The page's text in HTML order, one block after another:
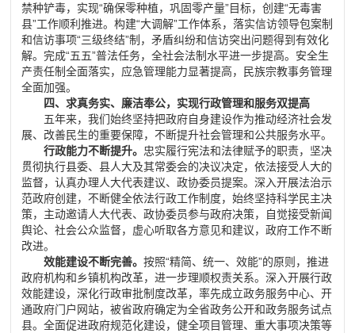
禁种铲毒，实现“确保零种植，巩固零产量”目标，创建“无毒害
县”工作顺利推进。构建“大调解”工作体系，落实信访领导包案制
和信访事项“三级终结”制，矛盾纠纷和信访突出问题得到有效化
解。完成“五五”普法任务，全社会法制水平进一步提高。安全生
产责任制全面落实，应急管理能力显著提高，民族宗教事务管理
全面加强。
四、求真务实、廉洁奉公，实现行政管理和服务双提高
五年来，我们始终坚持把政府自身建设作为推动经济社会发
展、改善民生的重要保障，不断提升社会管理和公共服务水平。
行政能力不断提升。 忠实履行宪法和法律赋予的职责，坚决
贯彻执行县委、县人大及其常委会的决议决定，依法接受人大的
监督，认真办理人大代表建议、政协委员提案。深入开展法治示
范政府创建，不断健全依法行政工作制度，始终坚持科学民主决
策，主动邀请人大代表、政协委员参与政府决策，自觉接受新闻
舆论、社会公众监督，虚心听取各方意见和建议，政府工作不断
改进。
效能建设不断完善。按照“精简、统一、效能”的原则，推进
政府机构和乡镇机构改革，进一步理顺权责关系。深入开展行政
效能建设，深化行政审批制度改革，率先成立政务服务中心、开
通政府门户网站，被省政府确定为全省政务公开和政务服务试点
县。全面促进政府规范化建设，健全项目管理、重大事项决策等